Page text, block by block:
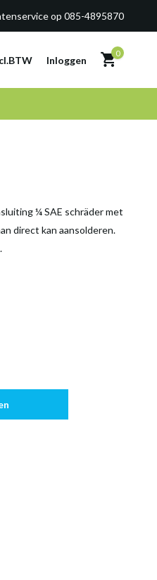
op 085-4895870
BTW Inloggen
0
¼ SAE schräder met
direct kan aansolderen.